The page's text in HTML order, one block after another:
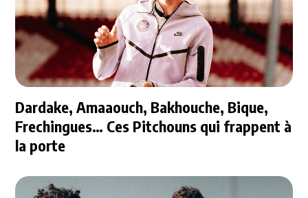
Dardake, Amaaouch, Bakhouche, Bique,
Frechingues… Ces Pitchouns qui frappent à
la porte